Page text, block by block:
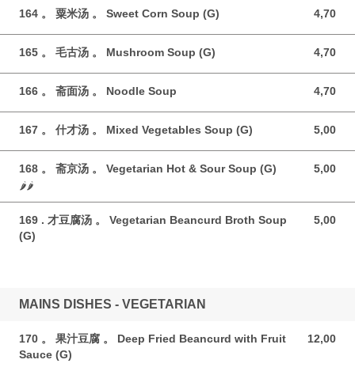
164 。 粟米汤 。 Sweet Corn Soup (G) 4,70
4,70 GBP
165 。 毛古汤 。 Mushroom Soup (G) 4,70
4,70 GBP
166 。 斋面汤 。 Noodle Soup 4,70
4,70 GBP
167 。 什才汤 。 Mixed Vegetables Soup (G) 5,00
5,00 GBP
168 。 斋京汤 。 Vegetarian Hot & Sour Soup (G) 5,00
5,00 GBP
🌶️🌶️
169 . 才豆腐汤 。 Vegetarian Beancurd Broth Soup
(G)
5,00
5,00 GBP
MAINS DISHES - VEGETARIAN
170 。 果汁豆腐 。 Deep Fried Beancurd with Fruit
Sauce (G)
12,00
12,00 GBP